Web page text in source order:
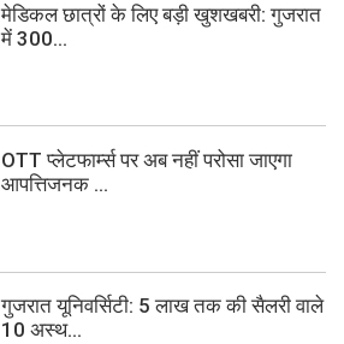
मेडिकल छात्रों के लिए बड़ी खुशखबरी: गुजरात
में 300...
OTT प्लेटफार्म्स पर अब नहीं परोसा जाएगा
आपत्तिजनक ...
गुजरात यूनिवर्सिटी: 5 लाख तक की सैलरी वाले
10 अस्थ...